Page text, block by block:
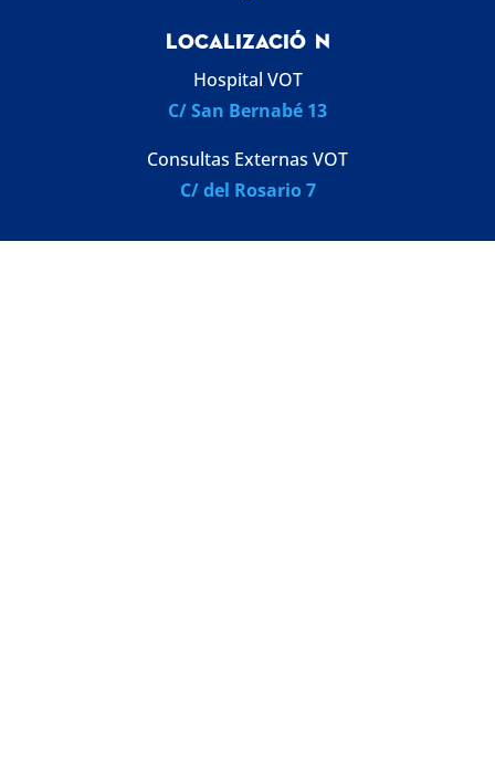
LOCALIZACIÓ N
Hospital VOT
C/ San Bernabé 13
Consultas Externas VOT
C/ del Rosario 7